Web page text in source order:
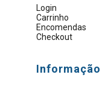
Login
Carrinho
Encomendas
Checkout
Informação